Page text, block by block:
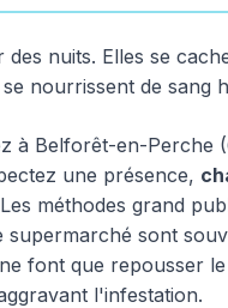
des nuits. Elles se
nourrissent de sang
à Belforêt-en-Perche
une présence,
méthodes grand
supermarché sont
font que repousser le
l'infestation.